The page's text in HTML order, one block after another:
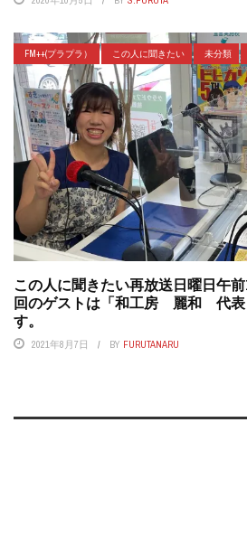
FM++(プラプラ） この人に聞きたい 未分類
この人に聞きたい再放送日曜日午
回のゲストは「和工房 麗和 代
す。
2021年8月7日 BY FURUTANARU